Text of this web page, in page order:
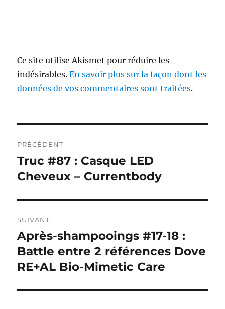
Ce site utilise Akismet pour réduire les
indésirables.En savoir plus sur la façon dont les
données de vos commentaires sont traitées.
de
l’article
PRÉCÉDENT
Publication
précédente :
Truc #87 : Casque LED
Cheveux – Currentbody
SUIVANT
Publication
suivante :
Après-shampooings #17-18 :
Battle entre 2 références Dove
RE+AL Bio-Mimetic Care